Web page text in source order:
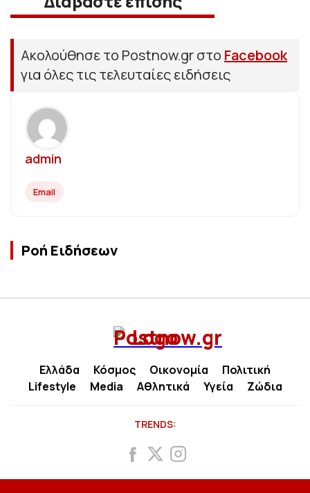
Ακολούθησε το Postnow.gr στο Facebook
για όλες τις τελευταίες ειδήσεις
admin
Email
Ροή Ειδήσεων
Ελλάδα Κόσμος Οικονομία
Πολιτική
Lifestyle
Media Αθλητικά Υγεία Ζώδια
TRENDS: